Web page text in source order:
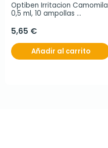
Optiben Irritacion Camomila
0,5 ml, 10 ampollas
5,65 €
Añadir al carrito